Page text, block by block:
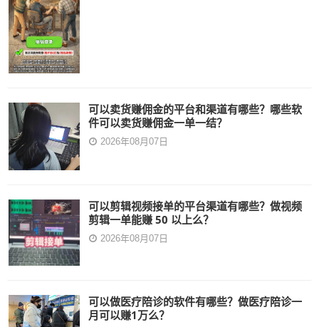
可以卖货赚佣金的平台和渠道有哪些？哪些软
件可以卖货赚佣金一单一结？
2026年08月07日
可以剪辑视频接单的平台渠道有哪些？做视频
剪辑一单能赚 50 以上么？
2026年08月07日
可以做医疗陪诊的软件有哪些？做医疗陪诊一
月可以赚1万么？